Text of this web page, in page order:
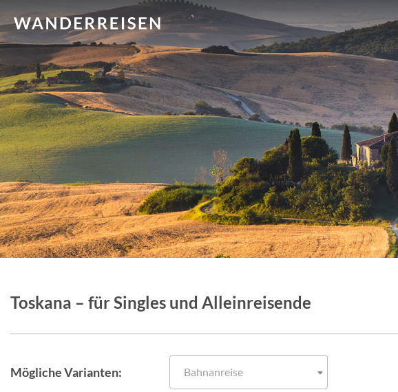
Toskana – für Singles und Alleinreisende
Mögliche Varianten: Bahnanreise